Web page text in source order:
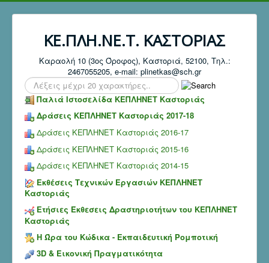
ΚΕ.ΠΛΗ.ΝΕ.Τ. ΚΑΣΤΟΡΙΑΣ
Καραολή 10 (3ος Όροφος), Καστοριά, 52100, Τηλ.:
2467055205, e-mail: plinetkas@sch.gr
Search
...
Παλιά Ιστοσελίδα ΚΕΠΛΗΝΕΤ Καστοριάς
Δράσεις ΚΕΠΛΗΝΕΤ Καστοριάς 2017-18
Δράσεις ΚΕΠΛΗΝΕΤ Καστοριάς 2016-17
Δράσεις ΚΕΠΛΗΝΕΤ Καστοριάς 2015-16
Δράσεις ΚΕΠΛΗΝΕΤ Καστοριάς 2014-15
Εκθέσεις Τεχνικών Εργασιών ΚΕΠΛΗΝΕΤ
Καστοριάς
Ετήσιες Έκθεσεις Δραστηριοτήτων του ΚΕΠΛΗΝΕΤ
Καστοριάς
Η Ώρα του Κώδικα - Εκπαιδευτική Ρομποτική
3D & Εικονική Πραγματικότητα